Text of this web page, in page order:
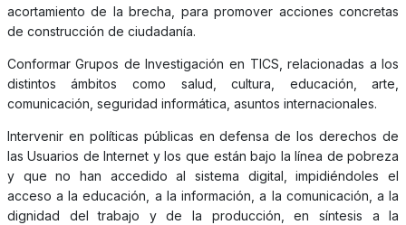
acortamiento de la brecha, para promover acciones concretas
de construcción de ciudadanía.
Conformar Grupos de Investigación en TICS, relacionadas a los
distintos ámbitos como salud, cultura, educación, arte,
comunicación, seguridad informática, asuntos internacionales.
Intervenir en políticas públicas en defensa de los derechos de
las Usuarios de Internet y los que están bajo la línea de pobreza
y que no han accedido al sistema digital, impidiéndoles el
acceso a la educación, a la información, a la comunicación, a la
dignidad del trabajo y de la producción, en síntesis a la